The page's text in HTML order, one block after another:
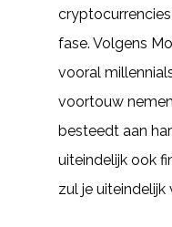
fase. Volgens
vooral
voortouw
besteedt aan
uiteindelijk ook
zul je uiteindelijk